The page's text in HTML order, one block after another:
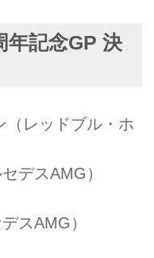
年記念GP 決
（レッドブル・ホ
セデスAMG）
デスAMG）